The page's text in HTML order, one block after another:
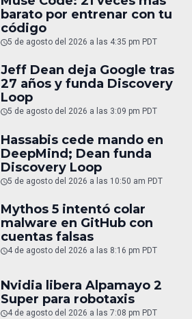
barato por entrenar con tu
código
5 de agosto del 2026 a las 4:35 pm PDT
Jeff Dean deja Google tras
27 años y funda Discovery
Loop
5 de agosto del 2026 a las 3:09 pm PDT
Hassabis cede mando en
DeepMind; Dean funda
Discovery Loop
5 de agosto del 2026 a las 10:50 am PDT
Mythos 5 intentó colar
malware en GitHub con
cuentas falsas
4 de agosto del 2026 a las 8:16 pm PDT
Nvidia libera Alpamayo 2
Super para robotaxis
4 de agosto del 2026 a las 7:08 pm PDT